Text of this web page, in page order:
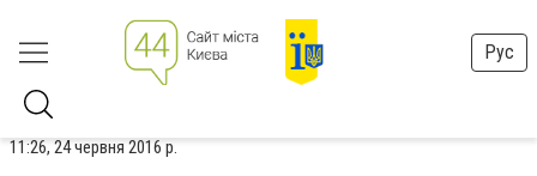
Рус
11:26, 24 червня 2016 р.